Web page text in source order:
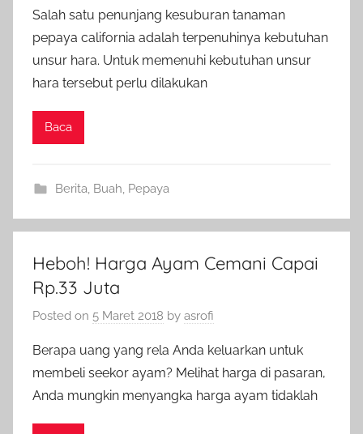
Salah satu penunjang kesuburan tanaman
pepaya california adalah terpenuhinya kebutuhan
unsur hara. Untuk memenuhi kebutuhan unsur
hara tersebut perlu dilakukan
Baca
Berita Buah Pepaya
Heboh! Harga Ayam Cemani Capai
Rp.33 Juta
Posted on 5 Maret 2018 by asrofi
Berapa uang yang rela Anda keluarkan untuk
membeli seekor ayam? Melihat harga di pasaran,
Anda mungkin menyangka harga ayam tidaklah